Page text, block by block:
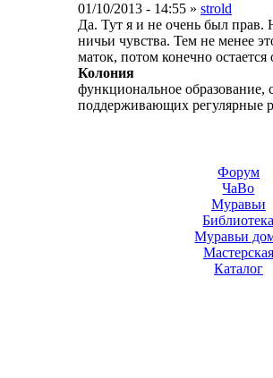
01/10/2013 - 14:55 » strold
Да. Тут я и не очень был прав.
ничьи чувства. Тем не менее
маток, потом конечно остается
Колония
функциональное образование,
поддерживающих регулярные
Форум
ЧаВо
Муравьи
Муравьи
Мастерская
Каталог